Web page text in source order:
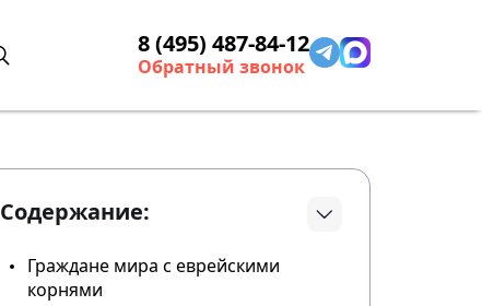
8 (495) 487-84-12
Обратный звонок
Содержание:
Граждане мира с еврейскими
корнями